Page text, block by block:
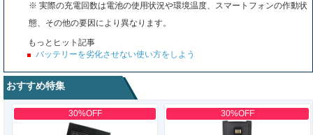
※ 実際の充電回数は電池の使用状況や環境温度、スマートフォンの作動状
態、その他の要因により異なります。
もっとヒット記事
バッテリーを劣化させない使い方をしよう
おすすめ特集
30%OFF 30%OFF